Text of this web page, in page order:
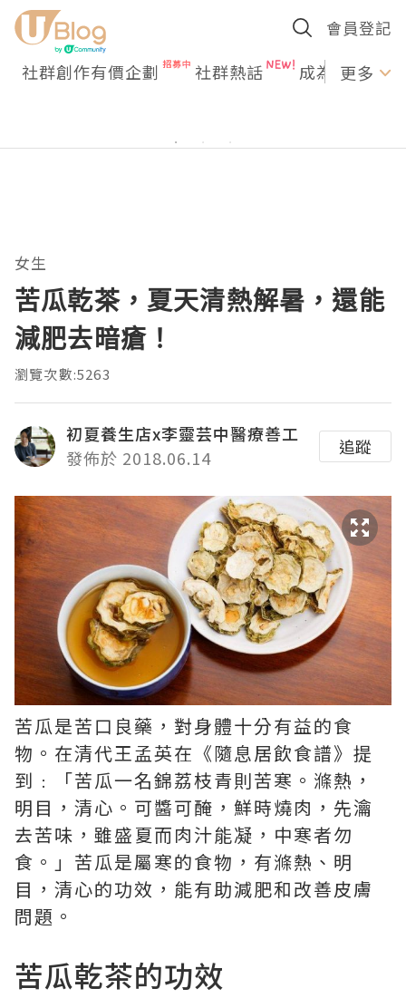
會員登記
社群創作有價企劃 社群熱話 成為U更多
女生
苦瓜乾茶，夏天清熱解暑，還能
減肥去暗瘡！
瀏覽次數:5263
初夏養生店x李靈芸中醫療善工
發佈於 2018.06.14
追蹤
苦瓜是苦口良藥，對身體十分有益的食
物。在清代王孟英在《隨息居飲食譜》提
到﹕「苦瓜一名錦荔枝青則苦寒。滌熱，
明目，清心。可醬可醃，鮮時燒肉，先瀹
去苦味，雖盛夏而肉汁能凝，中寒者勿
食。」苦瓜是屬寒的食物，有滌熱、明
目，清心的功效，能有助減肥和改善皮膚
問題。
苦瓜乾茶的功效